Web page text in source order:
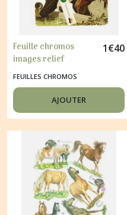
Feuille chromos
images relief
découpage collage
CHEVAUX 7248
1€40
FEUILLES CHROMOS
AJOUTER